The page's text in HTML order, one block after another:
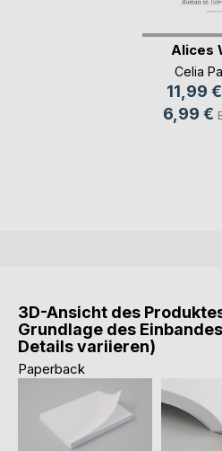
Alices
Celia
11,99 €
6,99 €
3D-Ansicht des
Grundlage des
Details variieren)
Paperback